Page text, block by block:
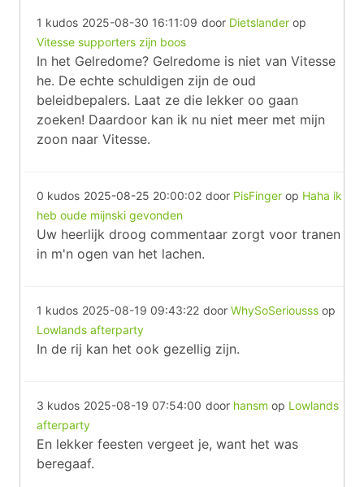
1 kudos 2025-08-30 16:11:09 door Dietslander op
Vitesse supporters zijn boos
In het Gelredome? Gelredome is niet van Vitesse
he. De echte schuldigen zijn de oud
beleidbepalers. Laat ze die lekker oo gaan
zoeken! Daardoor kan ik nu niet meer met mijn
zoon naar Vitesse.
0 kudos 2025-08-25 20:00:02 door PisFinger op Haha ik
heb oude mijnski gevonden
Uw heerlijk droog commentaar zorgt voor tranen
in m'n ogen van het lachen.
1 kudos 2025-08-19 09:43:22 door WhySoSeriousss op
Lowlands afterparty
In de rij kan het ook gezellig zijn.
3 kudos 2025-08-19 07:54:00 door hansm op Lowlands
afterparty
En lekker feesten vergeet je, want het was
beregaaf.